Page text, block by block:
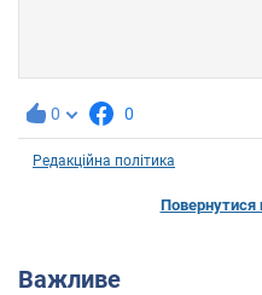
0 0
Редакційна політика
Повернутися
Важливе